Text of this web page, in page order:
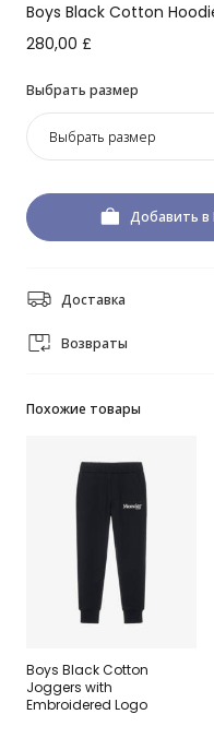
Boys Black Cotton
280,00 £
Выбрать размер
Выбрать размер
Добавить в
Доставка
Возвраты
Похожие товары
Boys Black Cotton
Joggers with
Embroidered Logo